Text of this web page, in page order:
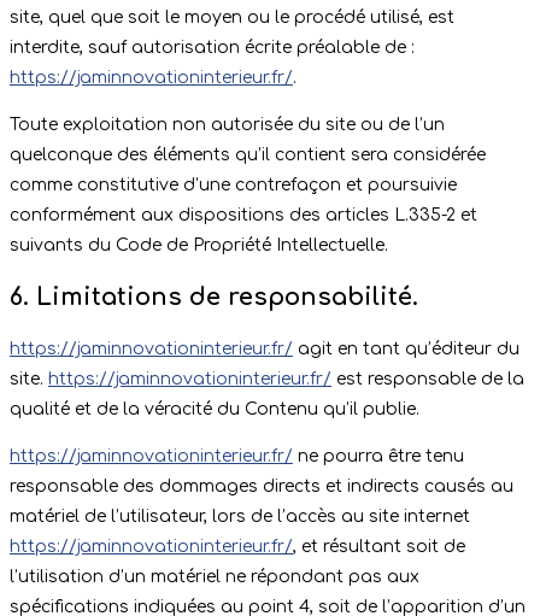
site, quel que soit le moyen ou le procédé utilisé, est
interdite, sauf autorisation écrite préalable de :
https://jaminnovationinterieur.fr/.
Toute exploitation non autorisée du site ou de l’un
quelconque des éléments qu’il contient sera considérée
comme constitutive d’une contrefaçon et poursuivie
conformément aux dispositions des articles L.335-2 et
suivants du Code de Propriété Intellectuelle.
6. Limitations de responsabilité.
https://jaminnovationinterieur.fr/ agit en tant qu’éditeur du
site. https://jaminnovationinterieur.fr/ est responsable de la
qualité et de la véracité du Contenu qu’il publie.
https://jaminnovationinterieur.fr/ ne pourra être tenu
responsable des dommages directs et indirects causés au
matériel de l’utilisateur, lors de l’accès au site internet
https://jaminnovationinterieur.fr/, et résultant soit de
l’utilisation d’un matériel ne répondant pas aux
spécifications indiquées au point 4, soit de l’apparition d’un